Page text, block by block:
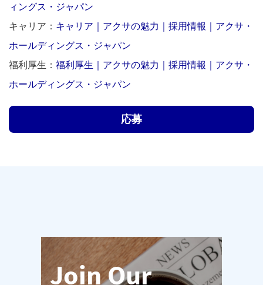
ィングス・ジャパン
キャリア： キャリア｜アクサの魅力｜採用情報｜アクサ・
ホールディングス・ジャパン
福利厚生： 福利厚生｜アクサの魅力｜採用情報｜アクサ・
ホールディングス・ジャパン
応募
Join Our